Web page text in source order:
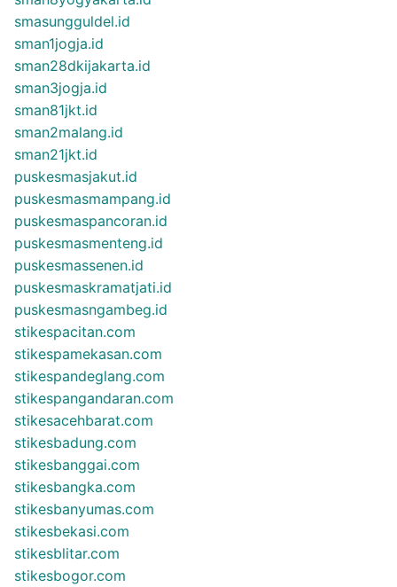
smasungguldel.id
sman1jogja.id
sman28dkijakarta.id
sman3jogja.id
sman81jkt.id
sman2malang.id
sman21jkt.id
puskesmasjakut.id
puskesmasmampang.id
puskesmaspancoran.id
puskesmasmenteng.id
puskesmassenen.id
puskesmaskramatjati.id
puskesmasngambeg.id
stikespacitan.com
stikespamekasan.com
stikespandeglang.com
stikespangandaran.com
stikesacehbarat.com
stikesbadung.com
stikesbanggai.com
stikesbangka.com
stikesbanyumas.com
stikesbekasi.com
stikesblitar.com
stikesbogor.com